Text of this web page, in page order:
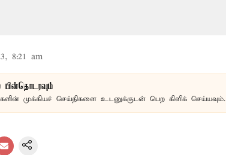
8:21 am
பின்தொடரவும்
முக்கியச் செய்திகளை உடனுக்குடன் பெற கிளிக் செய்யவும்.